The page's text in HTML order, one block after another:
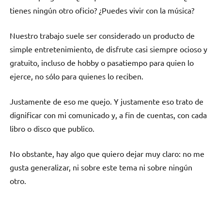
tienes ningún otro oficio? ¿Puedes vivir con la música?
Nuestro trabajo suele ser considerado un producto de
simple entretenimiento, de disfrute casi siempre ocioso y
gratuito, incluso de hobby o pasatiempo para quien lo
ejerce, no sólo para quienes lo reciben.
Justamente de eso me quejo. Y justamente eso trato de
dignificar con mi comunicado y, a fin de cuentas, con cada
libro o disco que publico.
No obstante, hay algo que quiero dejar muy claro: no me
gusta generalizar, ni sobre este tema ni sobre ningún
otro.